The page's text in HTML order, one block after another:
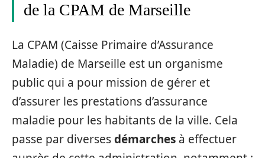
de la CPAM de Marseille
La CPAM (Caisse Primaire d’Assurance
Maladie) de Marseille est un organisme
public qui a pour mission de gérer et
d’assurer les prestations d’assurance
maladie pour les habitants de la ville. Cela
passe par diversesdémarches à effectuer